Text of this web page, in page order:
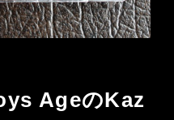
AgeのKaz